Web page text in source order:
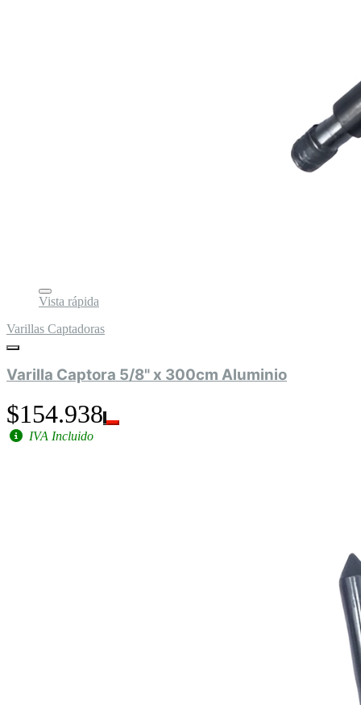
Vista rápida
Varillas Captadoras
Varilla Captora 5/8" x 300cm Aluminio
$154.938
IVA Incluido